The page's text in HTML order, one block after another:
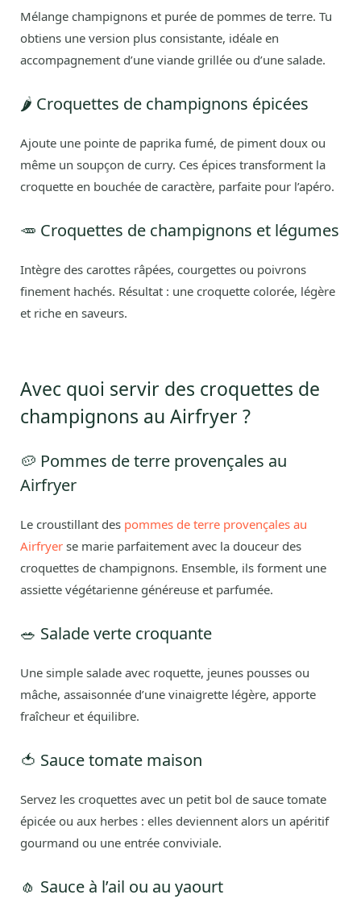
Mélange champignons et purée de pommes de terre. Tu
obtiens une version plus consistante, idéale en
accompagnement d’une viande grillée ou d’une salade.
🌶️ Croquettes de champignons épicées
Ajoute une pointe de paprika fumé, de piment doux ou
même un soupçon de curry. Ces épices transforment la
croquette en bouchée de caractère, parfaite pour l’apéro.
🥕 Croquettes de champignons et légumes
Intègre des carottes râpées, courgettes ou poivrons
finement hachés. Résultat : une croquette colorée, légère
et riche en saveurs.
Avec quoi servir des croquettes de
champignons au Airfryer ?
🥔 Pommes de terre provençales au
Airfryer
Le croustillant des pommes de terre provençales au
Airfryer se marie parfaitement avec la douceur des
croquettes de champignons. Ensemble, ils forment une
assiette végétarienne généreuse et parfumée.
🥗 Salade verte croquante
Une simple salade avec roquette, jeunes pousses ou
mâche, assaisonnée d’une vinaigrette légère, apporte
fraîcheur et équilibre.
🍅 Sauce tomate maison
Servez les croquettes avec un petit bol de sauce tomate
épicée ou aux herbes : elles deviennent alors un apéritif
gourmand ou une entrée conviviale.
🧄 Sauce à l’ail ou au yaourt